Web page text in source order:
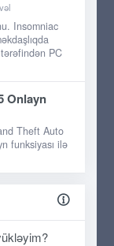
Insomniac
PC
Onlayn
Theft Auto
funksiyası ilə